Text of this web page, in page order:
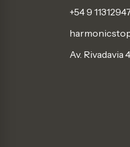
+54 9
Av. Rivadavia